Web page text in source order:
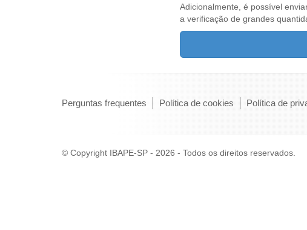
Adicionalmente, é possível
a verificação de grandes
Perguntas frequentes Política de cookies Política de
© Copyright IBAPE-SP - 2026 - Todos os direitos reservados.